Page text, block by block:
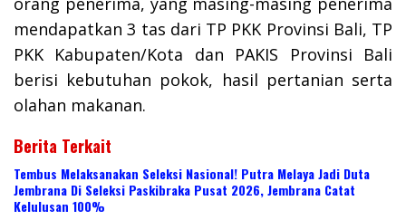
mendapatkan 3 tas dari TP PKK Provinsi Bali, TP
PKK Kabupaten/Kota dan PAKIS Provinsi Bali
berisi kebutuhan pokok, hasil pertanian serta
olahan makanan.
Berita Terkait
Tembus Melaksanakan Seleksi Nasional! Putra Melaya Jadi Duta
Jembrana Di Seleksi Paskibraka Pusat 2026, Jembrana Catat
Kelulusan 100%